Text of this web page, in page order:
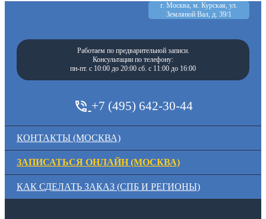
г. Москва, м. Курская, ул.
Земляной Вал, д. 39/1
Работаем по предварительной записи.
Консультации по телефону:
пн-пт. с 10:00 до 20:00 сб. с 11:00 до 16:00
+7 (495) 642-30-44
КОНТАКТЫ (МОСКВА)
ЗАПИСАТЬСЯ ОНЛАЙН (МОСКВА)
КАК СДЕЛАТЬ ЗАКАЗ (СПБ И РЕГИОНЫ)